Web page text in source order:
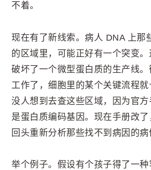
不着。
现在有了新线索。病人 DNA 上那
的区域里，可能正好有一个突变
破坏了一个微型蛋白质的生产线
工作了，细胞里的某个关键流程
没人想到去查这些区域，因为官
是蛋白质编码基因。现在手册改
回头重新分析那些找不到病因的病
举个例子。假设有个孩子得了一